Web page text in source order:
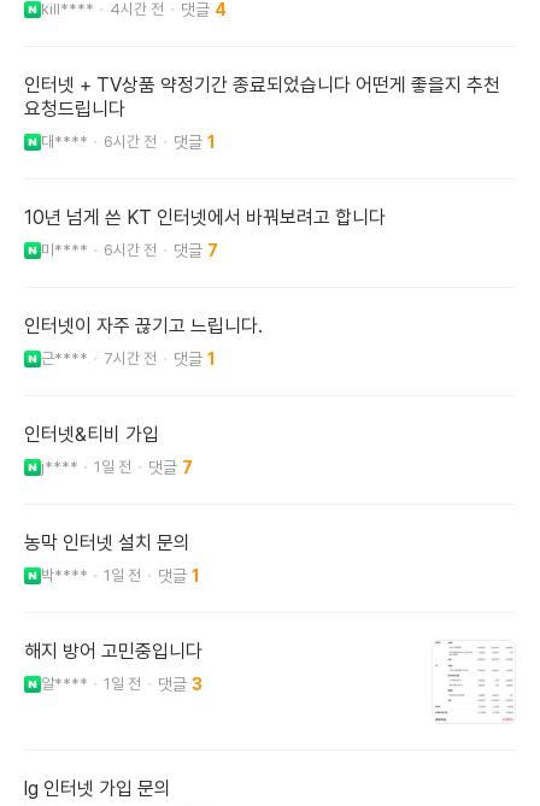
kill**** 4시간 전 4
인터넷 + TV상품 약정기간 종료되었습니다 어떤게 좋을지 추천
요청드립니다
대**** 6시간 전 1
10년 넘게 쓴 KT 인터넷에서 바꿔보려고 합니다
미**** 6시간 전 7
인터넷이 자주 끊기고 느립니다.
근**** 7시간 전 1
인터넷&티비 가입
j**** 1일 전 7
농막 인터넷 설치 문의
박**** 1일 전 1
해지 방어 고민중입니다
알**** 1일 전 3
lg 인터넷 가입 문의